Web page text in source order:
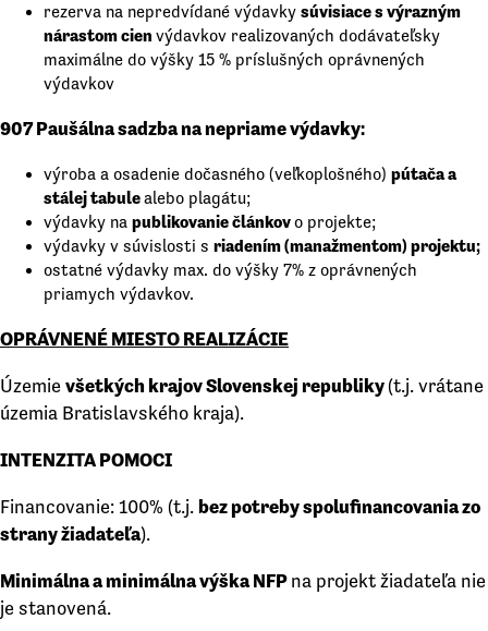
rezerva na nepredvídané výdavky súvisiace s výrazným
nárastom cien výdavkov realizovaných dodávateľsky
maximálne do výšky 15 % príslušných oprávnených
výdavkov
907 Paušálna sadzba na nepriame výdavky:
výroba a osadenie dočasného (veľkoplošného) pútača a
stálej tabulealebo plagátu;
výdavky na publikovanie článkovo projekte;
výdavky v súvislosti s riadením (manažmentom) projektu;
ostatné výdavky max. do výšky 7% z oprávnených
priamych výdavkov.
OPRÁVNENÉ MIESTO REALIZÁCIE
Územie všetkých krajov Slovenskej republiky (t.j. vrátane
územia Bratislavského kraja).
INTENZITA POMOCI
Financovanie: 100% (t.j. bez potreby spolufinancovania zo
strany žiadateľa).
Minimálnaa minimálna výška NFP na projekt žiadateľa nie
je stanovená.